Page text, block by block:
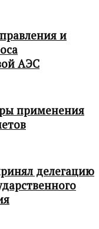
и
АЭС
применения
делегацию